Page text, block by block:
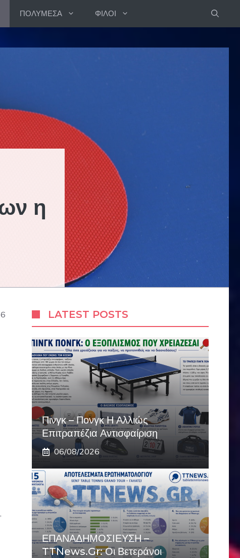
ΠΟΛΥΜΕΣΑ ΦΙΛΟΙ
η
LATEST POSTS
Πινγκ – Πονγκ Η Αλλιώς
Επιτραπέζια Αντισφαίριση
06/08/2026
ΕΠΑΝΑΔΗΜΟΣΙΕΥΣΗ –
TTNews.gr: Οι Βετεράνοι